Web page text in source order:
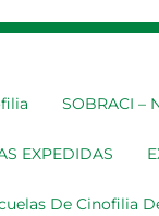
SOBRACI –
EXPEDIDAS
De Cinofilia